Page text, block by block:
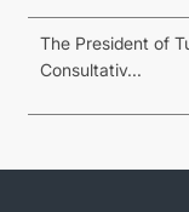
The President of
Consultativ...